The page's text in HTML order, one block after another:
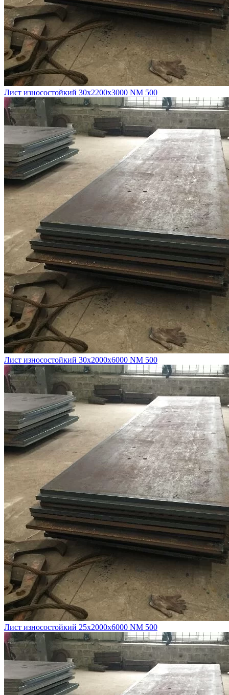
Лист износостойкий 30х2200х3000 NM 500
Лист износостойкий 30х2000х6000 NM 500
Лист износостойкий 25х2000х6000 NM 500